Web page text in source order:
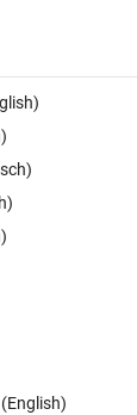
forward.